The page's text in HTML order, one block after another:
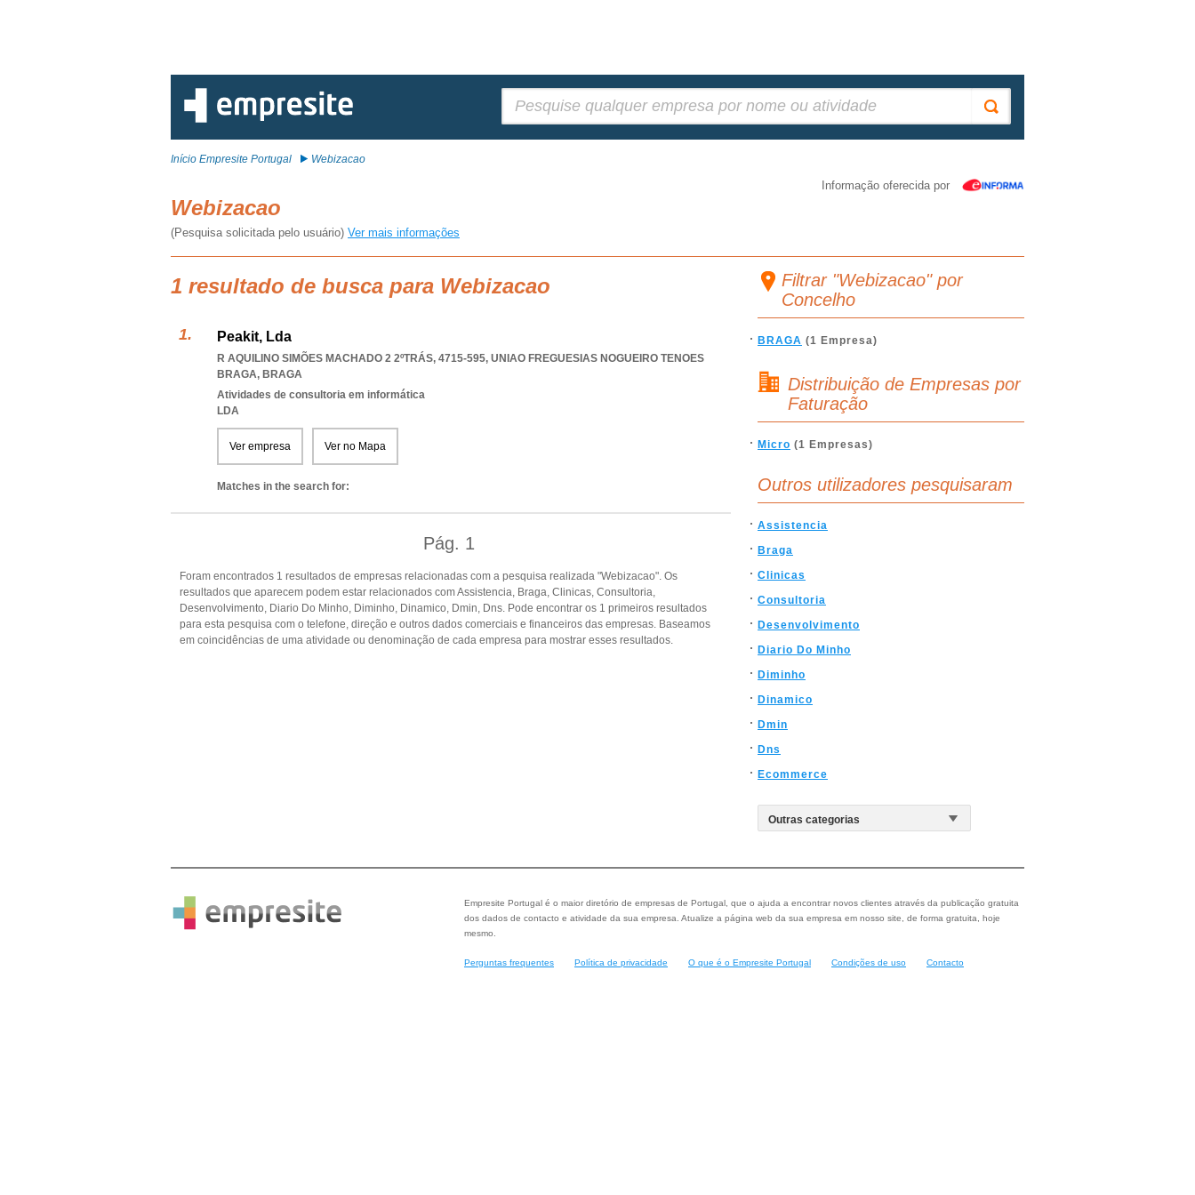
Início Empresite Portugal Webizacao
Informação oferecida por
Webizacao
(Pesquisa solicitada pelo usuário) Ver mais informações
1 resultado de busca para Webizacao
Peakit, Lda
R AQUILINO SIMÕES MACHADO 2 2ºTRÁS, 4715-595, UNIAO FREGUESIAS NOGUEIRO TENOES
BRAGA, BRAGA
Atividades de consultoria em informática
LDA
Ver empresa Ver no Mapa
Matches in the search for:
Pág. 1
Foram encontrados 1 resultados de empresas relacionadas com a pesquisa realizada "Webizacao". Os
resultados que aparecem podem estar relacionados com Assistencia, Braga, Clinicas, Consultoria,
Desenvolvimento, Diario Do Minho, Diminho, Dinamico, Dmin, Dns. Pode encontrar os 1 primeiros resultados
para esta pesquisa com o telefone, direção e outros dados comerciais e financeiros das empresas. Baseamos
em coincidências de uma atividade ou denominação de cada empresa para mostrar esses resultados.
Filtrar "Webizacao" por
Concelho
BRAGA (1 Empresa)
Distribuição de Empresas por
Faturação
Micro (1 Empresas)
Outros utilizadores pesquisaram
Assistencia
Braga
Clinicas
Consultoria
Desenvolvimento
Diario Do Minho
Diminho
Dinamico
Dmin
Dns
Ecommerce
Empresite Portugal é o maior diretório de empresas de Portugal, que o ajuda a encontrar novos clientes através da publicação gratuita
dos dados de contacto e atividade da sua empresa. Atualize a página web da sua empresa em nosso site, de forma gratuita, hoje
mesmo.
Perguntas frequentes Política de privacidade O que é o Empresite Portugal Condições de uso Contacto